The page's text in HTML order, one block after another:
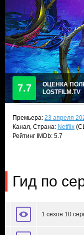
7.7
ОЦЕНКА
LOSTFILM.TV
Премьера: 23 апреля
Канал, Страна: Netflix
Рейтинг IMDb: 5.7
Гид по
1 сезон 10